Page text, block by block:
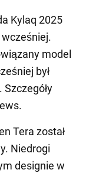
Kylaq 2025
model
był
Tera został
Niedrogi
designie w